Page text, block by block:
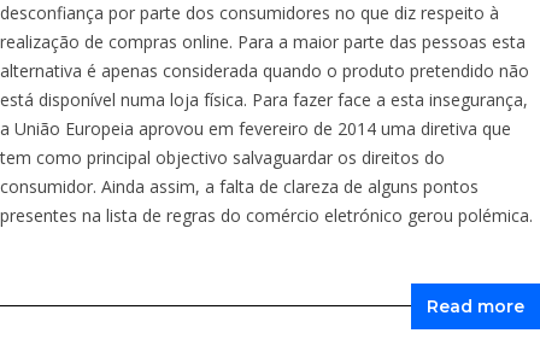
desconfiança por parte dos consumidores no que diz respeito à
realização de compras online. Para a maior parte das pessoas esta
alternativa é apenas considerada quando o produto pretendido não
está disponível numa loja física. Para fazer face a esta insegurança,
a União Europeia aprovou em fevereiro de 2014 uma diretiva que
tem como principal objectivo salvaguardar os direitos do
consumidor. Ainda assim, a falta de clareza de alguns pontos
presentes na lista de regras do comércio eletrónico gerou polémica.
Read more